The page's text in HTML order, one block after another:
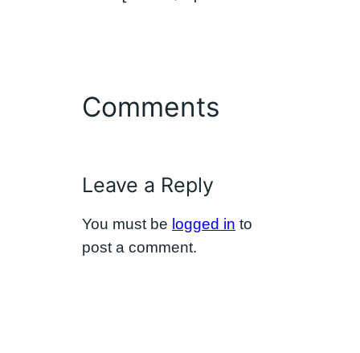
Comments
Leave a Reply
You must be logged in to
post a comment.